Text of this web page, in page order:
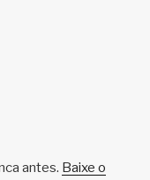
antes. Baixe o